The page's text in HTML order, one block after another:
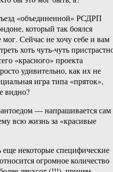
«объединенной» РСДРП
который так боялся
Сейчас не хочу себе и вам
хоть чуть-чуть
«красного» проекта
удивительно, как их не
игра типа «пряток»,
видно?
— напрашивается сам
всю жизнь за «красивые
некоторые специфические
огромное количество